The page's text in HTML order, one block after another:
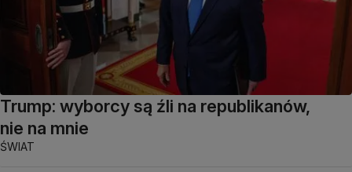
Trump: wyborcy są źli na republikanów,
nie na mnie
ŚWIAT